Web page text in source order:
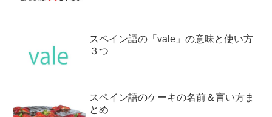
スペイン語の「vale」の意味と使い方
３つ
スペイン語のケーキの名前＆言い方ま
とめ